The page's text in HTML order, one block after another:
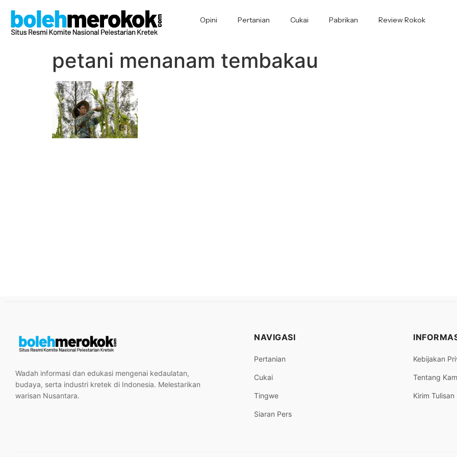
Opini Pertanian Cukai Pabrikan Review Rokok
petani menanam tembakau
Wadah informasi dan edukasi mengenai kedaulatan,
budaya, serta industri kretek di Indonesia. Melestarikan
warisan Nusantara.
NAVIGASI
Pertanian
Cukai
Tingwe
Siaran Pers
Kebijakan
Tentang
Kirim Tulisan